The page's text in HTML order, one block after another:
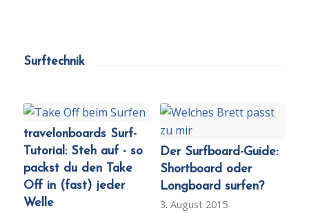
Surftechnik
travelonboards Surf-
Tutorial: Steh auf - so
packst du den Take
Off in (fast) jeder
Welle
Der Surfboard-Guide:
Shortboard oder
Longboard surfen?
3. August 2015